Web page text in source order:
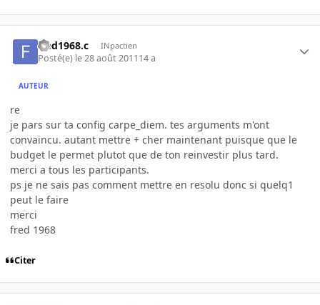
fred1968.c INpactien
Posté(e) le 28 août 201114 a
AUTEUR
re
je pars sur ta config carpe_diem. tes arguments m'ont
convaincu. autant mettre + cher maintenant puisque que le
budget le permet plutot que de ton reinvestir plus tard.
merci a tous les participants.
ps je ne sais pas comment mettre en resolu donc si quelq1
peut le faire
merci
fred 1968
Citer